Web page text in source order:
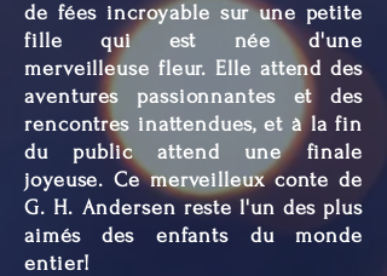
de fées incroyable sur une petite
fille qui est née d'une
merveilleuse fleur. Elle attend des
aventures passionnantes et des
rencontres inattendues, et à la fin
du public attend une finale
joyeuse. Ce merveilleux conte de
G. H. Andersen reste l'un des plus
aimés des enfants du monde
entier!